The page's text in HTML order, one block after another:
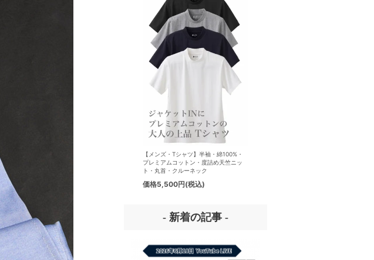
半袖】ナチュラルフィット・クールマッ
クス・ドライ・形態安定・オックスフォ
ード・イタリアンカラー・ボタンダウ
ン・スキッパー・第一ボタン無し
価格
【メンズ・Tシャツ】半袖・綿100%・
プレミアムコットン・度詰め天竺ニッ
ト・丸首・クルーネック
価格5,500円(税込)
- 新着の記事 -